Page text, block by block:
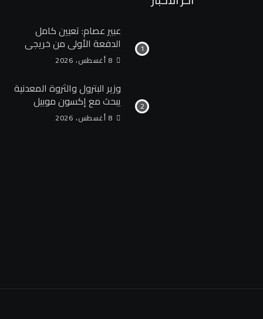
عبير عصام: تعيين كامل
الدفعة الأولى من خريجي
«عمار للتكنولوجيا
التطبيقية».. ورواتب تصل إلى
13 ألف جنيه
8 أغسطس، 2026
وزير البترول والثروة المعدنية
يبحث مع إكسون موبيل
العالمية آليات تنفيذ مذكرة
التفاهم لربط اكتشافات
8 أغسطس، 2026